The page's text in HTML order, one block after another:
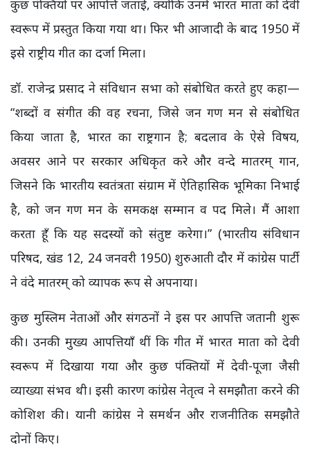
कुछ पंक्तियों पर आपत्ति जताई, क्योंकि उनमें भारत माता को देवी
स्वरूप में प्रस्तुत किया गया था। फिर भी आजादी के बाद 1950 में
इसे राष्ट्रीय गीत का दर्जा मिला।
डॉ. राजेन्द्र प्रसाद ने संविधान सभा को संबोधित करते हुए कहा—
“शब्दों व संगीत की वह रचना, जिसे जन गण मन से संबोधित
किया जाता है, भारत का राष्ट्रगान है; बदलाव के ऐसे विषय,
अवसर आने पर सरकार अधिकृत करे और वन्दे मातरम् गान,
जिसने कि भारतीय स्वतंत्रता संग्राम में ऐतिहासिक भूमिका निभाई
है, को जन गण मन के समकक्ष सम्मान व पद मिले। मैं आशा
करता हूँ कि यह सदस्यों को संतुष्ट करेगा।” (भारतीय संविधान
परिषद, खंड 12, 24 जनवरी 1950) शुरुआती दौर में कांग्रेस पार्टी
ने वंदे मातरम् को व्यापक रूप से अपनाया।
कुछ मुस्लिम नेताओं और संगठनों ने इस पर आपत्ति जतानी शुरू
की। उनकी मुख्य आपत्तियाँ थीं कि गीत में भारत माता को देवी
स्वरूप में दिखाया गया और कुछ पंक्तियों में देवी-पूजा जैसी
व्याख्या संभव थी। इसी कारण कांग्रेस नेतृत्व ने समझौता करने की
कोशिश की। यानी कांग्रेस ने समर्थन और राजनीतिक समझौते
दोनों किए।